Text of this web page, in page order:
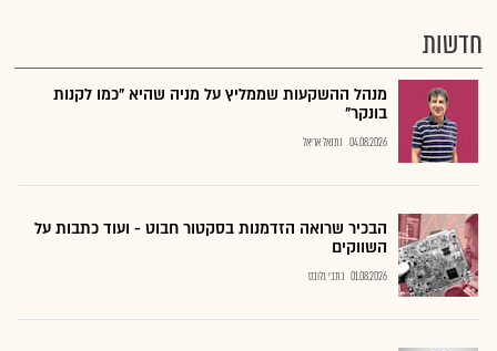
חדשות
מנהל ההשקעות שממליץ על מניה שהיא "כמו לקנות
בונקר"
04.08.2026 נתנאל אריאל
הבכיר שרואה הזדמנות בסקטור חבוט - ועוד כתבות על
השווקים
01.08.2026 כתבי גלובס